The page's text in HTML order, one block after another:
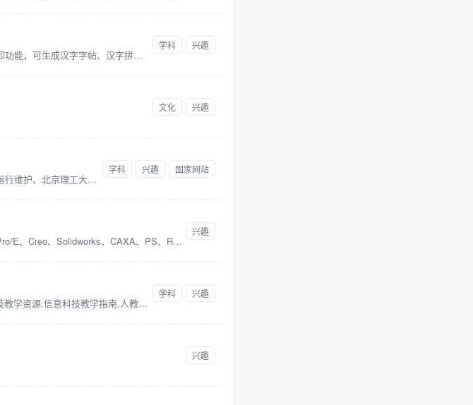
免费在线字帖生成器。本站提供免费的田字、米字、口字格字帖生成及在线打印功能，可生成汉字字帖、汉字拼音字帖、汉字拼音笔顺字帖、拼音字帖、数字加减运算字帖等。完美支持chrome、edge、firefox，以及各
学科 兴趣
文化 兴趣
国家高等教育智慧教育平台是由教育部委托、高等教育出版社有限公司建设和运行维护、北京理工大学提供技术支持的全国性、综合性在线开放课程平台。本网站致力于汇聚优质高等教育在线课程等资源，并推进
学科 兴趣 国家网站
CAD自学网是一个永久免费的设计软件自学网，提供AutoCAD、Catia、UG、Pro/E、Creo、Solidworks、CAXA、PS、Revit、3dmax、sketchup，天正CAD等设计软件与教程的下载，致力于为设计师提供便捷的软件、教程和图纸下载。
兴趣
人教信息科技数字资源平台,信息科技数字资源平台,信息科技数字资源,信息科技教学资源,信息科技教学指南,人教信息科技,信息科技学生手册,教学指南,信息科技配套资源,教学指南配套资源,信息科技教学资源,信息科技学习资源,信息科技免费资源,信息技术免费资源,信息科技教学设计,信息科技学习任务单,信息技术教学指南,虚拟仿真,编程工具,Python编程,图形化工具,信息科技实验,信息科技实验工具,学科工具,信息技术,传感器,物联网,互联网,信息网络
学科 兴趣
兴趣